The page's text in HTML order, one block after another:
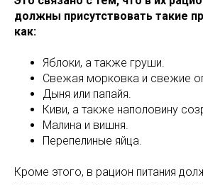
должны присутствовать такие
как:
Яблоки, а также груши.
Свежая морковка и свежие
Дыня или папайя.
Киви, а также наполовину
Малина и вишня.
Перепелиные яйца.
Кроме этого, в рацион питания